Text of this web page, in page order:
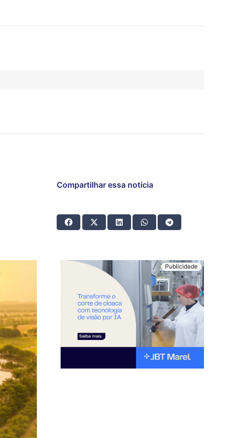
Compartilhar essa notícia